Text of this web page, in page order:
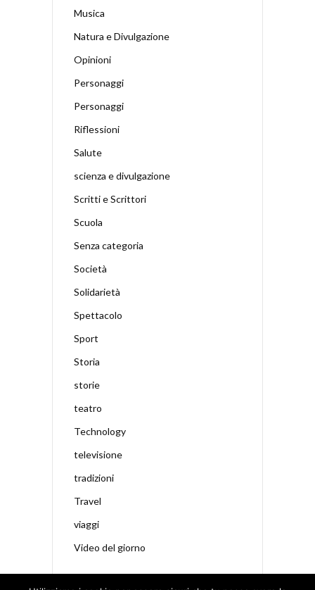
Musica
Natura e Divulgazione
Opinioni
Personaggi
Personaggi
Riflessioni
Salute
scienza e divulgazione
Scritti e Scrittori
Scuola
Senza categoria
Società
Solidarietà
Spettacolo
Sport
Storia
storie
teatro
Technology
televisione
tradizioni
Travel
viaggi
Video del giorno